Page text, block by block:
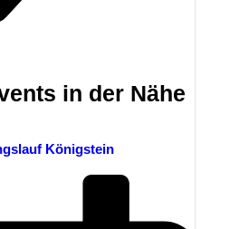
in der Nähe
Königstein